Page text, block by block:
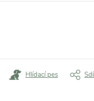
Hlídací pes